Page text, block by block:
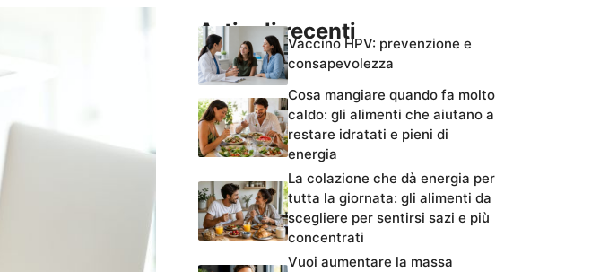
Articoli recentiVaccino HPV: prevenzione e
consapevolezza
Cosa mangiare quando fa molto
caldo: gli alimenti che aiutano a
restare idratati e pieni di
energia
La colazione che dà energia per
tutta la giornata: gli alimenti da
scegliere per sentirsi sazi e più
concentrati
Vuoi aumentare la massa